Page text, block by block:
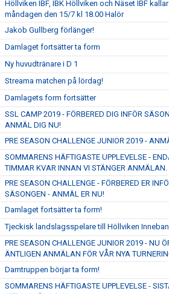
Höllviken IBF, IBK Höllviken och Näset IBF
måndagen den 15/7 kl 18.00 Halör
Jakob Gullberg förlänger!
Damlaget fortsätter ta form
Ny huvudtränare i D 1
Streama matchen på lördag!
Damlagets form fortsätter
SSL CAMP 2019 - FÖRBERED DIG INFÖR
ANMÄL DIG NU!
PRE SEASON CHALLENGE JUNIOR 2019 -
SOMMARENS HÄFTIGASTE UPPLEVELSE -
TIMMAR KVAR INNAN VI STÄNGER ANMÄLAN.
PRE SEASON CHALLENGE - FÖRBERED ER
SÄSONGEN - ANMÄL ER NU!
Damlaget fortsätter ta form!
Tjeckisk landslagsspelare till Höllviken
PRE SEASON CHALLENGE JUNIOR 2019 - NU
ÄNTLIGEN ANMÄLAN FÖR VÅR NYA
Damtruppen börjar ta form!
SOMMARENS HÄFTIGASTE UPPLEVELSE -